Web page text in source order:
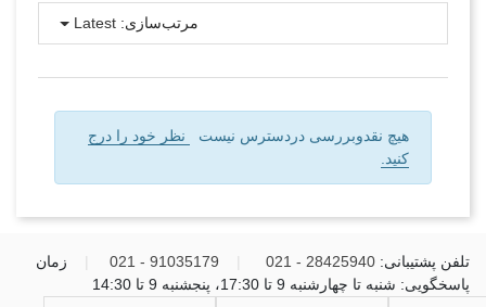
مرتب‌سازی: Latest
هیچ نقدوبررسی دردسترس نیست
نظر خود را درج
کنید.
تلفن پشتیبانی: 28425940 - 021
91035179 - 021
زمان
پاسخگویی: شنبه تا چهارشنبه 9 تا 17:30، پنجشنبه 9 تا 14:30